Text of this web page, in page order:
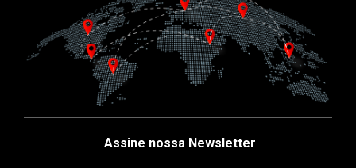
Assine nossa Newsletter